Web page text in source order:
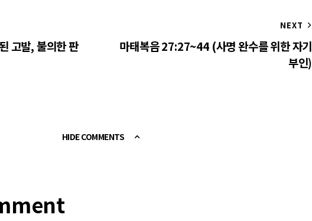
고발, 불의한 판
NEXT
마태복음 27:27~44 (사명 완수를 위한 자기
부인)
HIDE COMMENTS